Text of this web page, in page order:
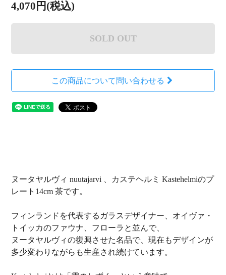
4,070円(税込)
SOLD OUT
この商品について問い合わせる
ヌータヤルヴィ nuutajarvi 、カステヘルミ Kastehelmiのプ
レート14cm 茶です。
フィンランドを代表するガラスデザイナー、オイヴァ・
トイッカのファウナ、フローラと並んで、
ヌータヤルヴィの復興させた名品で、現在もデザインが
多少変わりながらも生産され続けています。